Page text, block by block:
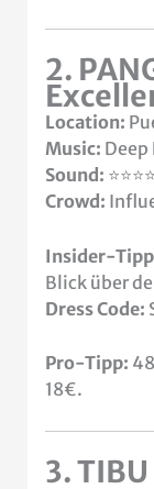
2.
Location:
Music: Deep
Sound:
Crowd:
Insider-
Blick über
Dress Code:
Pro-Tipp:
18€.
3.